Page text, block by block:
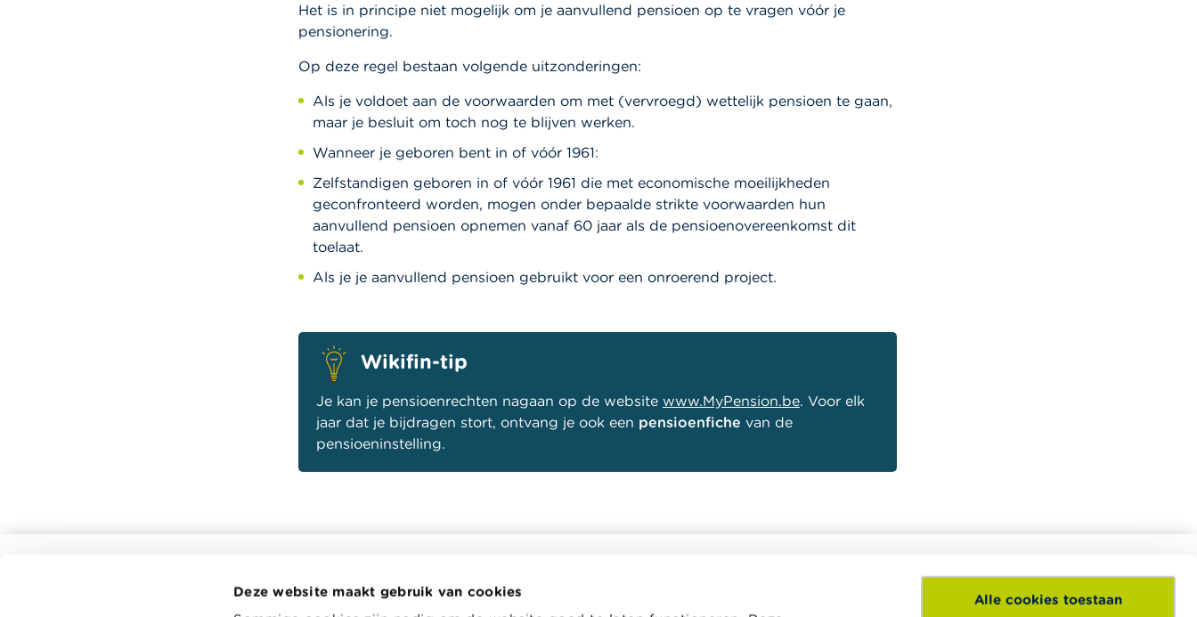
Deze website maakt gebruik van cookies
Alle cookies toestaan
Het is in principe niet mogelijk om je aanvullend pensioen op te vragen vóór je
pensionering.
Op deze regel bestaan volgende uitzonderingen:
Als je voldoet aan de voorwaarden om met (vervroegd) wettelijk pensioen te gaan,
maar je besluit om toch nog te blijven werken.
Wanneer je geboren bent in of vóór 1961:
Zelfstandigen geboren in of vóór 1961 die met economische moeilijkheden
geconfronteerd worden, mogen onder bepaalde strikte voorwaarden hun
aanvullend pensioen opnemen vanaf 60 jaar als de pensioenovereenkomst dit
toelaat.
Als je je aanvullend pensioen gebruikt voor een onroerend project.
Wikifin-tip
Je kan je pensioenrechten nagaan op de website www.MyPension.be. Voor elk
jaar dat je bijdragen stort, ontvang je ook een pensioenfiche van de
pensioeninstelling.
Budget, betalen, lenen en verzekeren
Wikifin.be helpt je bij financiële
Het Wikifin Lab is een digitaal en